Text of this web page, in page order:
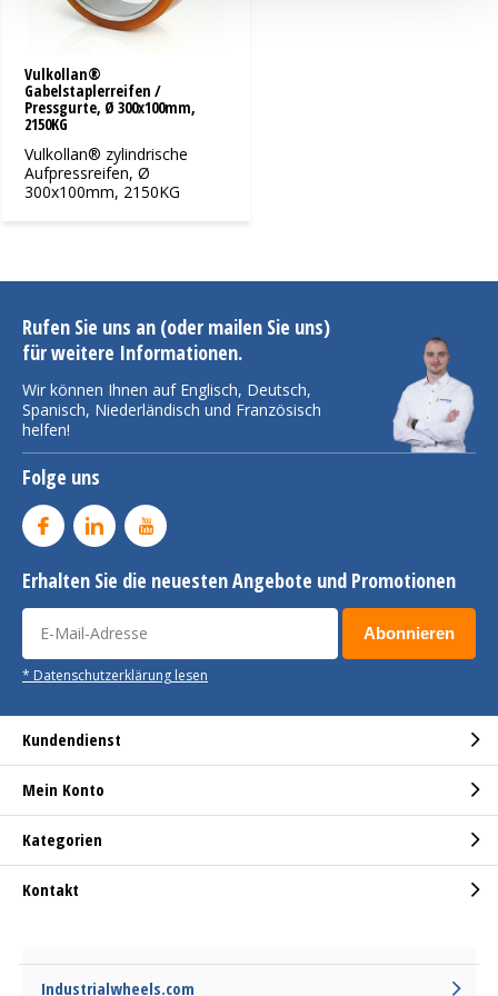
Vulkollan®
Gabelstaplerreifen /
Pressgurte, Ø 300x100mm,
2150KG
Vulkollan® zylindrische
Aufpressreifen, Ø
300x100mm, 2150KG
Rufen Sie uns an (oder mailen Sie uns)
für weitere Informationen.
Wir können Ihnen auf Englisch, Deutsch,
Spanisch, Niederländisch und Französisch
helfen!
Folge uns
Erhalten Sie die neuesten Angebote und Promotionen
Abonnieren
* Datenschutzerklärung lesen
Kundendienst
Mein Konto
Kategorien
Kontakt
Industrialwheels.com